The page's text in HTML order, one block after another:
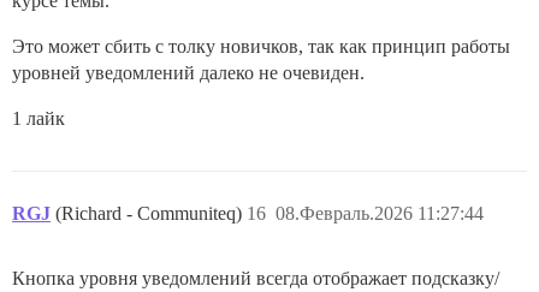
Это может сбить с толку новичков, так как принцип работы
уровней уведомлений далеко не очевиден.
1 лайк
RGJ (Richard - Communiteq) 08.Февраль.2026 11:27:44
16
Кнопка уровня уведомлений всегда отображает подсказку/